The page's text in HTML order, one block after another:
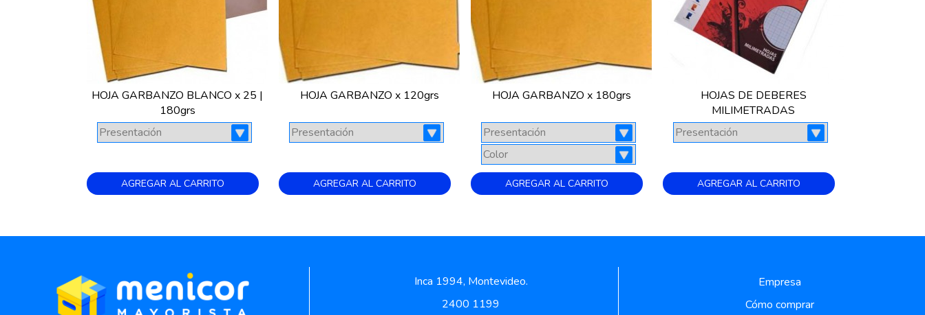
HOJA GARBANZO BLANCO x 25 |
180grs
AGREGAR AL CARRITO
HOJA GARBANZO x 120grs
AGREGAR AL CARRITO
HOJA GARBANZO x 180grs
AGREGAR AL CARRITO
HOJAS DE DEBERES
MILIMETRADAS
AGREGAR AL CARRITO
Inca 1994, Montevideo.
2400 1199
Empresa
Cómo comprar